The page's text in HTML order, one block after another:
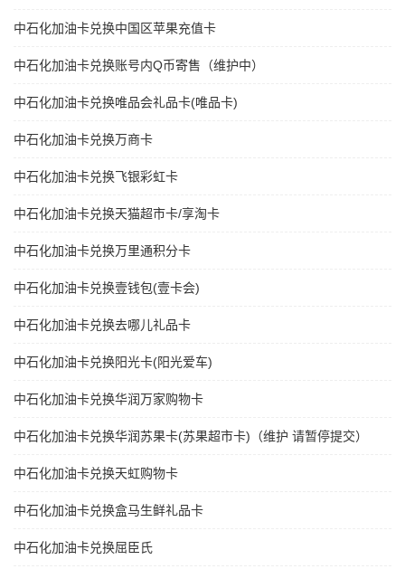
中石化加油卡兑换中国区苹果充值卡
中石化加油卡兑换账号内Q币寄售（维护中）
中石化加油卡兑换唯品会礼品卡(唯品卡)
中石化加油卡兑换万商卡
中石化加油卡兑换飞银彩虹卡
中石化加油卡兑换天猫超市卡/享淘卡
中石化加油卡兑换万里通积分卡
中石化加油卡兑换壹钱包(壹卡会)
中石化加油卡兑换去哪儿礼品卡
中石化加油卡兑换阳光卡(阳光爱车)
中石化加油卡兑换华润万家购物卡
中石化加油卡兑换华润苏果卡(苏果超市卡)（维护 请暂停提交）
中石化加油卡兑换天虹购物卡
中石化加油卡兑换盒马生鲜礼品卡
中石化加油卡兑换屈臣氏